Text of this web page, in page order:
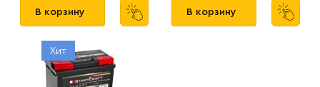
В корзину В корзину
Хит